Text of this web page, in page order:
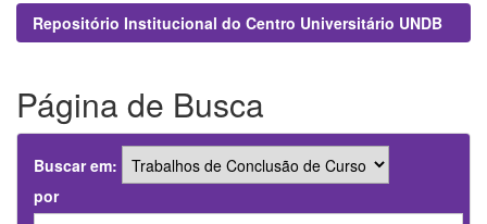
Repositório Institucional do Centro Universitário UNDB
Página de Busca
Buscar em:
por